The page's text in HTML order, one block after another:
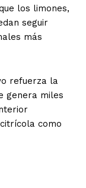
los limones,
seguir
más
refuerza la
genera miles
como